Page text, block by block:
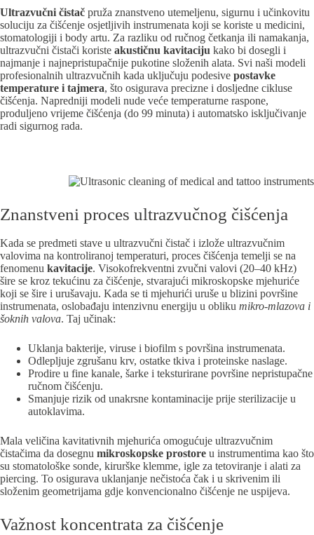
Ultrazvučni čistač pruža znanstveno utemeljenu, sigurnu i učinkovitu
soluciju za čišćenje osjetljivih instrumenata koji se koriste u medicini,
stomatologiji i body artu. Za razliku od ručnog četkanja ili namakanja,
ultrazvučni čistači koriste akustičnu kavitaciju kako bi dosegli i
najmanje i najnepristupačnije pukotine složenih alata. Svi naši modeli
profesionalnih ultrazvučnih kada uključuju podesive postavke
temperature i tajmera, što osigurava precizne i dosljedne cikluse
čišćenja. Napredniji modeli nude veće temperaturne raspone,
produljeno vrijeme čišćenja (do 99 minuta) i automatsko isključivanje
radi sigurnog rada.
Znanstveni proces ultrazvučnog čišćenja
Kada se predmeti stave u ultrazvučni čistač i izlože ultrazvučnim
valovima na kontroliranoj temperaturi, proces čišćenja temelji se na
fenomenu kavitacije. Visokofrekventni zvučni valovi (20–40 kHz)
šire se kroz tekućinu za čišćenje, stvarajući mikroskopske mjehuriće
koji se šire i urušavaju. Kada se ti mjehurići uruše u blizini površine
instrumenata, oslobađaju intenzivnu energiju u obliku mikro-mlazova i
šoknih valova. Taj učinak:
Uklanja bakterije, viruse i biofilm s površina instrumenata.
Odlepljuje zgrušanu krv, ostatke tkiva i proteinske naslage.
Prodire u fine kanale, šarke i teksturirane površine nepristupačne
ručnom čišćenju.
Smanjuje rizik od unakrsne kontaminacije prije sterilizacije u
autoklavima.
Mala veličina kavitativnih mjehurića omogućuje ultrazvučnim
čistačima da dosegnu mikroskopske prostore u instrumentima kao što
su stomatološke sonde, kirurške klemme, igle za tetoviranje i alati za
piercing. To osigurava uklanjanje nečistoća čak i u skrivenim ili
složenim geometrijama gdje konvencionalno čišćenje ne uspijeva.
Važnost koncentrata za čišćenje